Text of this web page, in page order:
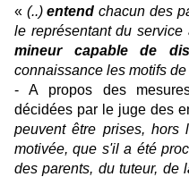
« (..)entend chacun des
le représentant du
mineur capable de
connaissance les motifs
- A propos des
décidées par le juge des
peuvent être prises, hors
motivée, que s'il a été
des parents, du tuteur, de